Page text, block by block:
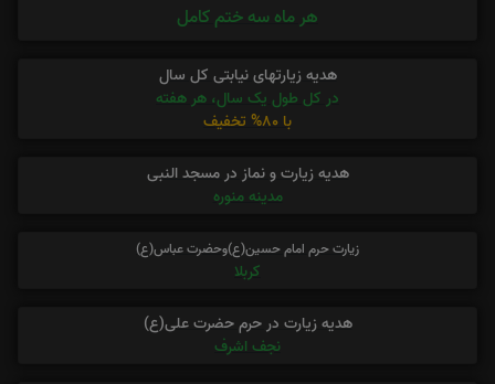
هر ماه سه ختم کامل
هدیه زیارتهای نیابتی کل سال
در کل طول یک سال، هر هفته
با 80% تخفیف
هدیه زیارت و نماز در مسجد النبی
مدینه منوره
زیارت حرم امام حسین(ع)وحضرت عباس(ع)
کربلا
هدیه زیارت در حرم حضرت علی(ع)
نجف اشرف